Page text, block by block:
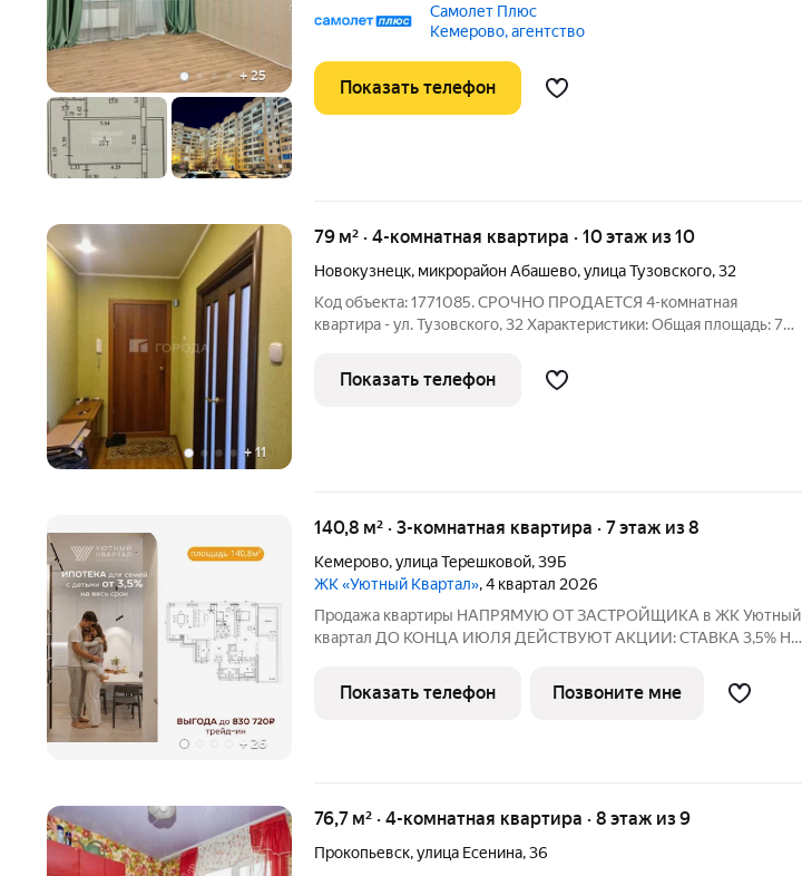
+ 25
Квартира чистая, теплая, светлая. При продаже остается кухонный
Самолет Плюс
Кемерово, агентство
Показать телефон
+ 11
79 м² · 4-комнатная квартира · 10 этаж из 10
Новокузнецк, микрорайон Абашево,улица Тузовского,32
Код объекта: 1771085. СРОЧНО ПРОДАЕТСЯ 4-комнатная
квартира - ул. Тузовского, 32 Характеристики: Общая площадь: 79
постройки: 1993 Не упустите эту уникальную возможность!
Свяжитесь с нами
Показать телефон
+ 26
140,8 м² · 3-комнатная квартира · 7 этаж из 8
Кемерово,улица Терешковой,39Б
ЖК «Уютный Квартал», 4 квартал 2026
Продажа квартиры НАПРЯМУЮ ОТ ЗАСТРОЙЩИКА в ЖК Уютный
квартал ДО КОНЦА ИЮЛЯ ДЕЙСТВУЮТ АКЦИИ: СТАВКА 3,5% НА
ПРЕДЛОЖЕНИЯ! Болеe подpобную информацию менеджер
предоставит по телефону! Звоните! ЖК Уютный
Показать телефон Позвоните мне
76,7 м² · 4-комнатная квартира · 8 этаж из 9
Прокопьевск,улица Есенина,36